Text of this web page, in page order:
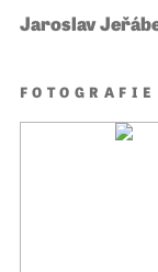
Jaroslav
FOTOGRAFIE